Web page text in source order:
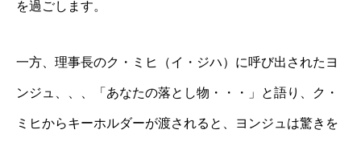
を過ごします。
一方、理事長のク・ミヒ（イ・ジハ）に呼び出されたヨ
ンジュ、、、「あなたの落とし物・・・」と語り、ク・
ミヒからキーホルダーが渡されると、ヨンジュは驚きを